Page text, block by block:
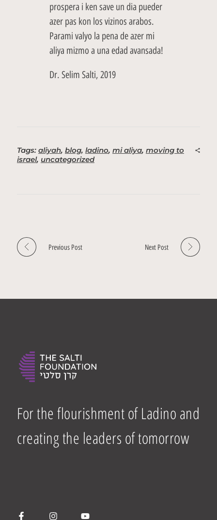
prospera i ken save un dia pueder
azer pas kon los vizinos arabos.
Parami valyo la pena de azer mi
aliya mizmo a una edad avansada!
Dr. Selim Salti, 2019
Tags: aliyah, blog, ladino, mi aliya, moving to
israel, uncategorized
Previous Post Next Post
For the flourishment of Ladino and
creating the leaders of tomorrow